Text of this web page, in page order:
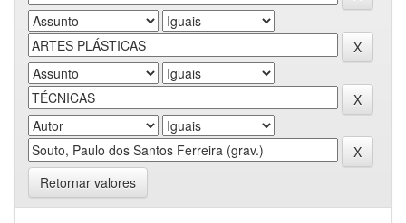
Retornar valores